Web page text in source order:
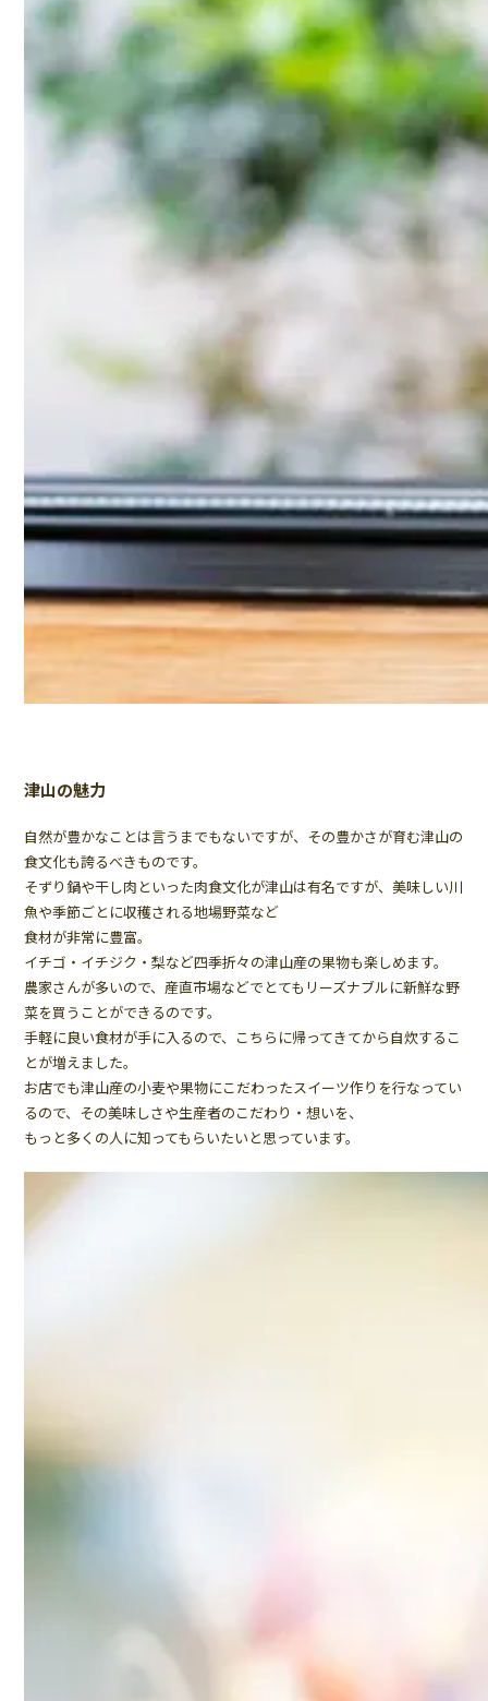
津山の魅力
自然が豊かなことは言うまでもないですが、その豊かさが育む津山の
食文化も誇るべきものです。
そずり鍋や干し肉といった肉食文化が津山は有名ですが、美味しい川
魚や季節ごとに収穫される地場野菜など
食材が非常に豊富。
イチゴ・イチジク・梨など四季折々の津山産の果物も楽しめます。
農家さんが多いので、産直市場などでとてもリーズナブルに新鮮な野
菜を買うことができるのです。
手軽に良い食材が手に入るので、こちらに帰ってきてから自炊するこ
とが増えました。
お店でも津山産の小麦や果物にこだわったスイーツ作りを行なってい
るので、その美味しさや生産者のこだわり・想いを、
もっと多くの人に知ってもらいたいと思っています。